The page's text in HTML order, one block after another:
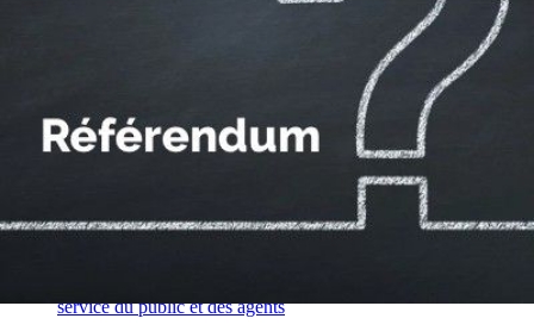
l'UNSA
OTE et DDI
|
Travail & santé
|
Contractuels
service du public et des agents